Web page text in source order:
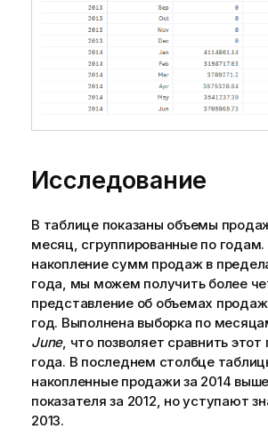
Исследование
В таблице показаны объемы
месяц, сгруппированные по
накопление сумм продаж в
года, мы можем получить более
представление об объемах
год. Выполнена выборка по
June, что позволяет сравнить этот
года. В последнем столбце
накопленные продажи за 2014
показателя за 2012, но уступают
2013.